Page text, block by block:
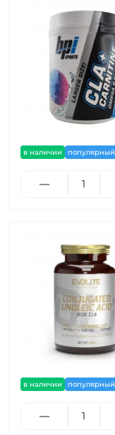
в наличии популярный
в наличии популярный